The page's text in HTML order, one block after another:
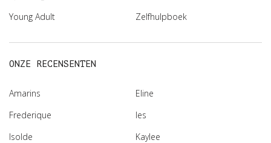
Young Adult
Zelfhulpboek
ONZE RECENSENTEN
Amarins
Eline
Frederique
Ies
Isolde
Kaylee